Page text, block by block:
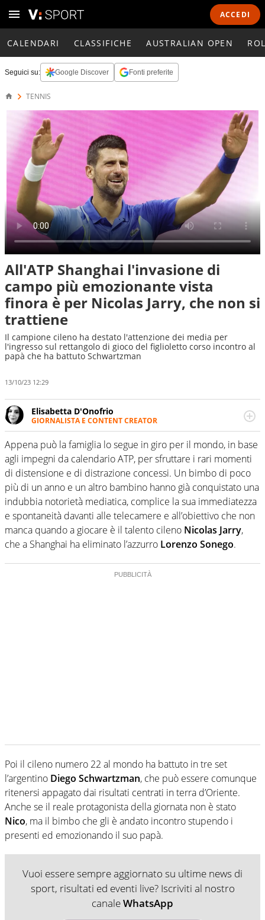
ACCEDI
CALENDARI CLASSIFICHE AUSTRALIAN OPEN
Seguici su: Google Discover Fonti preferite
TENNIS
All'ATP Shanghai l'invasione di
campo più emozionante vista
finora è per Nicolas Jarry, che non si
trattiene
Il campione cileno ha destato l'attenzione dei media per
l'ingresso sul rettangolo di gioco del figlioletto corso incontro al
papà che ha battuto Schwartzman
13/10/23 12:29
Elisabetta D'Onofrio
GIORNALISTA E CONTENT CREATOR
Giornalista professionista dal 2007, scrive per curiosità
personale e necessità: soprattutto di calcio, di sport e dei
suoi protagonisti, concedendosi innocenti evasioni
nell'ambito della creazione di format. Un tempo ala
destra, oggi si sente a suo agio nel ruolo di libero. Cura
una classifica riservata dei migliori 5 calciatori di sempre.
Appena può la famiglia lo segue in giro per il mondo, in base
agli impegni da calendario ATP, per sfruttare i rari momenti
di distensione e di distrazione concessi. Un bimbo di poco
più di un anno e un altro bambino hanno già conquistato una
indubbia notorietà mediatica, complice la sua immediatezza
e spontaneità davanti alle telecamere e all’obiettivo che non
manca quando a giocare è il talento cileno Nicolas Jarry,
che a Shanghai ha eliminato l’azzurro Lorenzo Sonego.
Poi il cileno numero 22 al mondo ha battuto in tre set
l’argentino Diego Schwartzman, che può essere comunque
ritenersi appagato dai risultati centrati in terra d’Oriente.
Anche se il reale protagonista della giornata non è stato
Nico, ma il bimbo che gli è andato incontro stupendo i
presenti ed emozionando il suo papà.
Vuoi essere sempre aggiornato su ultime news di
sport, risultati ed eventi live? Iscriviti al nostro
canaleWhatsApp